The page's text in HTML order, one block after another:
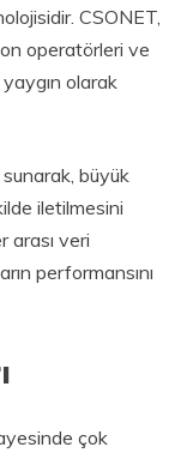
CSONET,
operatörleri ve
olarak
büyük
iletilmesini
arası veri
performansını
çok